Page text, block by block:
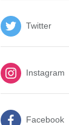
Twitter
Instagram
Facebook